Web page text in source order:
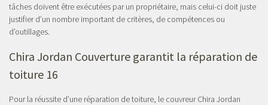
tâches doivent être exécutées par un propriétaire, mais celui-ci doit juste
justifier d’un nombre important de critères, de compétences ou
d’outillages.
Chira Jordan Couverture garantit la réparation de
toiture 16
Pour la réussite d’une réparation de toiture, le couvreur Chira Jordan